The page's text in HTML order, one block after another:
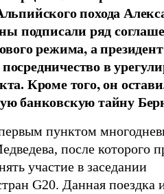
похода
подписали ряд
режима, а
в
Кроме того, он
банковскую тайну
пунктом
после которого
участие в заседании
G20. Данная поездка